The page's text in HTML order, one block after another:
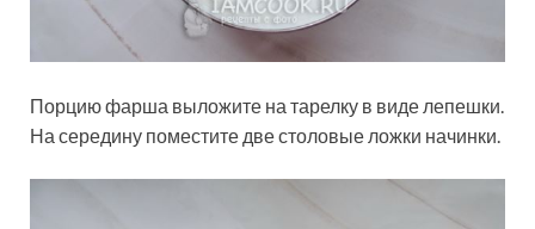
Порцию фарша выложите на тарелку в виде лепешки.
На середину поместите две столовые ложки начинки.